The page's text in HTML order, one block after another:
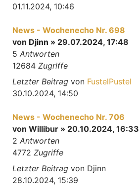
01.11.2024, 10:46
News - Wochenecho Nr. 698
von Djinn » 29.07.2024, 17:48
5 Antworten
12684 Zugriffe
Letzter Beitrag von FustelPustel
30.10.2024, 14:50
News - Wochenecho Nr. 706
von Willibur » 20.10.2024, 16:33
2 Antworten
4772 Zugriffe
Letzter Beitrag von Djinn
28.10.2024, 15:39